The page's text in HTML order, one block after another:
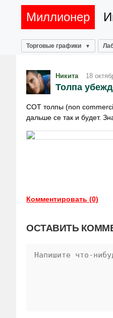
Миллионер
Торговые графики
Никита 18
Толпа
СОТ толпы (non
дальше се так и будет.
Комментировать (0)
ОСТАВИТЬ